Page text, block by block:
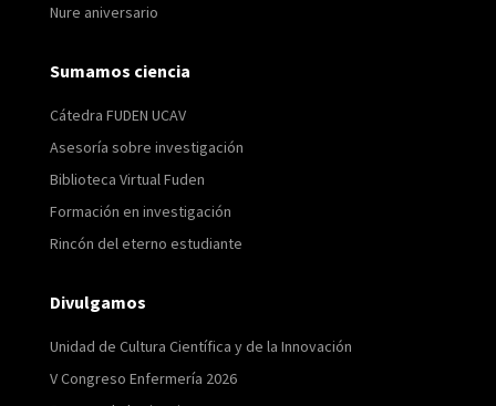
Nure aniversario
Sumamos ciencia
Cátedra FUDEN UCAV
Asesoría sobre investigación
Biblioteca Virtual Fuden
Formación en investigación
Rincón del eterno estudiante
Divulgamos
Unidad de Cultura Científica y de la Innovación
V Congreso Enfermería 2026